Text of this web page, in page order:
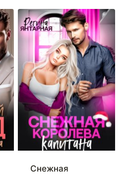
Снежная